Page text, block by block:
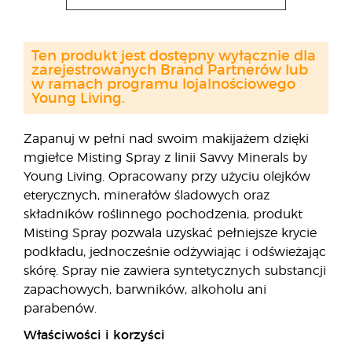
Zapanuj w pełni nad swoim makijażem dzięki
mgiełce Misting Spray z linii Savvy Minerals by
Young Living. Opracowany przy użyciu olejków
eterycznych, minerałów śladowych oraz
składników roślinnego pochodzenia, produkt
Misting Spray pozwala uzyskać pełniejsze krycie
podkładu, jednocześnie odżywiając i odświeżając
skórę. Spray nie zawiera syntetycznych substancji
zapachowych, barwników, alkoholu ani
parabenów.
Właściwości i korzyści
Ten produkt jest dostępny wyłącznie dla
zarejestrowanych Brand Partnerów lub
w ramach programu lojalnościowego
Young Living.